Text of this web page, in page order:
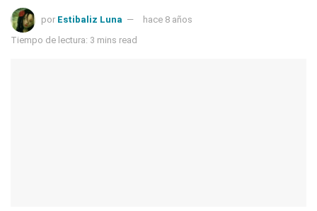
por Estibaliz Luna
hace 8 años
Tiempo de lectura: 3 mins read